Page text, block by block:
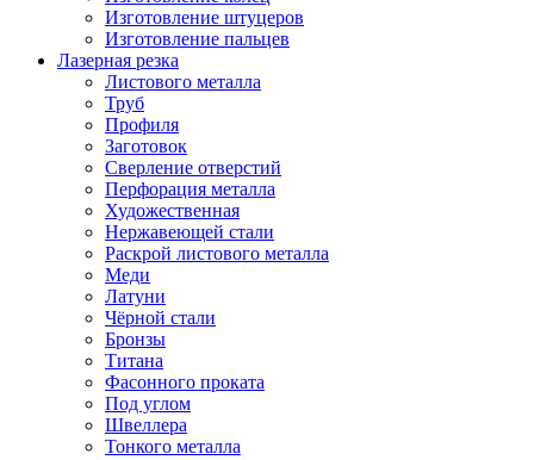
Изготовление штуцеров
Изготовление пальцев
Лазерная резка
Листового металла
Труб
Профиля
Заготовок
Сверление отверстий
Перфорация металла
Художественная
Нержавеющей стали
Раскрой листового металла
Меди
Латуни
Чёрной стали
Бронзы
Титана
Фасонного проката
Под углом
Швеллера
Тонкого металла